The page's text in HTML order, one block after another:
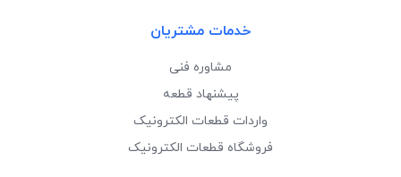
خدمات مشتریان
مشاوره فنی
پیشنهاد قطعه
واردات قطعات الکترونیک
فروشگاه قطعات الکترونیک